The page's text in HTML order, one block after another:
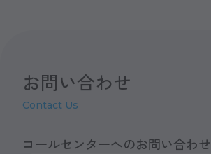
お問い合わせ
Contact Us
コールセンターへのお問い合わせ